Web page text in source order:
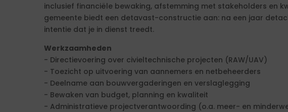
inclusief financiële bewaking, afstemming met stakeholders en
gemeente biedt een detavast-constructie aan: na een jaar
intentie dat je in dienst treedt.
Werkzaamheden
- Directievoering over civieltechnische projecten (RAW/UAV)
- Toezicht op uitvoering van aannemers en netbeheerders
- Deelname aan bouwvergaderingen en verslaglegging
- Bewaken van budget, planning en kwaliteit
- Administratieve projectverantwoording (o.a. meer- en